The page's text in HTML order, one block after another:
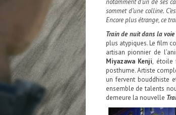
notamment d’un de ses
sommet d’une colline.
Encore plus étrange, ce
Train de nuit dans la
plus atypiques. Le film
artisan pionnier de
Miyazawa Kenji, étoile
posthume. Artiste
un fervent bouddhiste
ensemble de talents
demeure la nouvelle